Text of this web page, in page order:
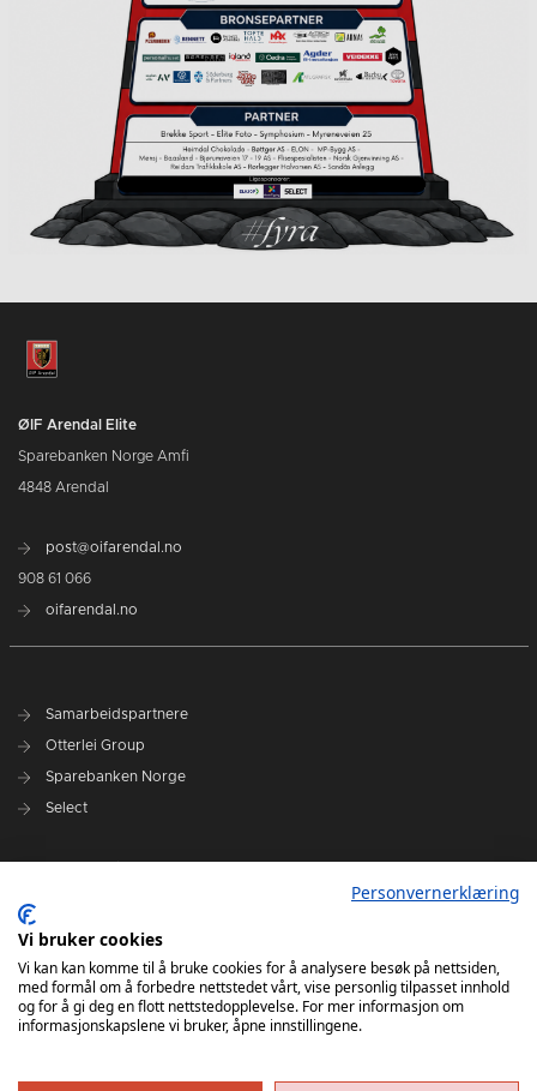
ØIF Arendal Elite
Sparebanken Norge Amfi
4848 Arendal
post@oifarendal.no
908 61 066
oifarendal.no
Samarbeidspartnere
Otterlei Group
Sparebanken Norge
Select
Spillerstall
Administrasjon
Styret
Personvernerklæring
Vi bruker cookies
Vi kan kan komme til å bruke cookies for å analysere besøk på nettsiden,
med formål om å forbedre nettstedet vårt, vise personlig tilpasset innhold
og for å gi deg en flott nettstedopplevelse. For mer informasjon om
informasjonskapslene vi bruker, åpne innstillingene.